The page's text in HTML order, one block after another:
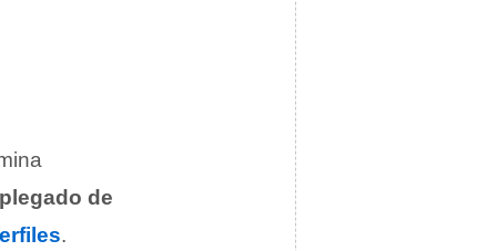
plegado de
.